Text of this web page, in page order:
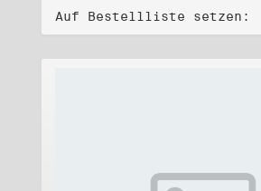
Auf Bestellliste setzen: